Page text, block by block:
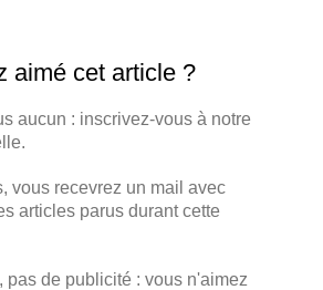
aimé cet article ?
aucun : inscrivez-vous à notre
vous recevrez un mail avec
articles parus durant cette
pas de publicité : vous n'aimez